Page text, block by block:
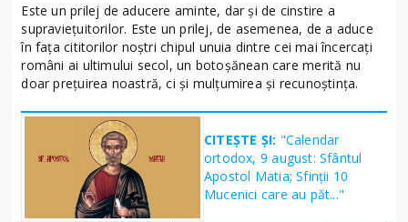
Este un prilej de aducere aminte, dar și de cinstire a
supraviețuitorilor. Este un prilej, de asemenea, de a aduce
în fața cititorilor noștri chipul unuia dintre cei mai încercați
români ai ultimului secol, un botoșănean care merită nu
doar prețuirea noastră, ci și mulțumirea și recunoștința.
CITEȘTE ȘI: "Calendar
ortodox, 9 august: Sfântul
Apostol Matia; Sfinţii 10
Mucenici care au păt..."